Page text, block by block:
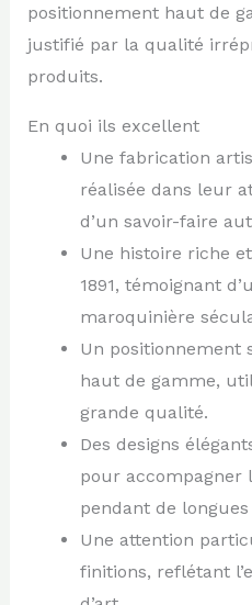
positionnement haut de
justifié par la qualité
produits.
En quoi ils excellent
Une fabrication
réalisée dans leur
d’un savoir-faire
Une histoire riche
1891, témoignant
maroquinière
Un positionnement
haut de gamme,
grande qualité.
Des designs
pour accompagner
pendant de longues
Une attention
finitions, reflétant